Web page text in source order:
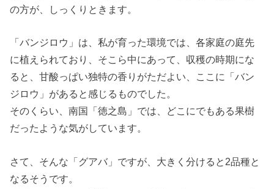
の方が、しっくりときます。
「バンジロウ」は、私が育った環境では、各家庭の庭先
に植えられており、そこら中にあって、収穫の時期にな
ると、甘酸っぱい独特の香りがただよい、ここに「バン
ジロウ」があると感じるものでした。
そのくらい、南国「徳之島」では、どこにでもある果樹
だったような気がしています。
さて、そんな「グアバ」ですが、大きく分けると2品種と
なるそうです。